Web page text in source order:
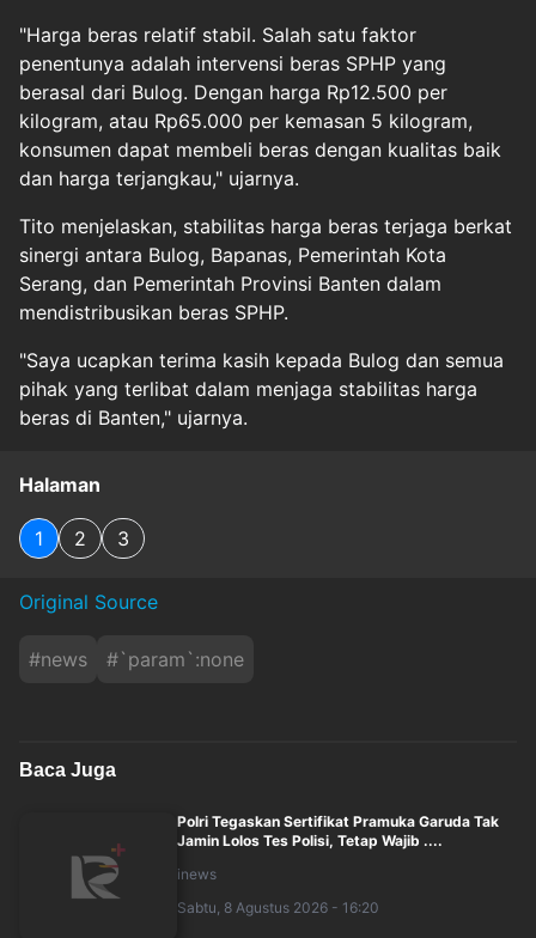
"Harga beras relatif stabil. Salah satu faktor
penentunya adalah intervensi beras SPHP yang
berasal dari Bulog. Dengan harga Rp12.500 per
kilogram, atau Rp65.000 per kemasan 5 kilogram,
konsumen dapat membeli beras dengan kualitas baik
dan harga terjangkau," ujarnya.
Tito menjelaskan, stabilitas harga beras terjaga berkat
sinergi antara Bulog, Bapanas, Pemerintah Kota
Serang, dan Pemerintah Provinsi Banten dalam
mendistribusikan beras SPHP.
"Saya ucapkan terima kasih kepada Bulog dan semua
pihak yang terlibat dalam menjaga stabilitas harga
beras di Banten," ujarnya.
Halaman
1 2 3
Original Source
#news #`param`:none
Baca Juga
Polri Tegaskan Sertifikat Pramuka Garuda Tak
Jamin Lolos Tes Polisi, Tetap Wajib ....
inews
Sabtu, 8 Agustus 2026 - 16:20